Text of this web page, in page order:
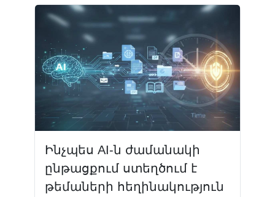
Ինչպես AI-ն ժամանակի
ընթացքում ստեղծում է
թեմաների հեղինակություն